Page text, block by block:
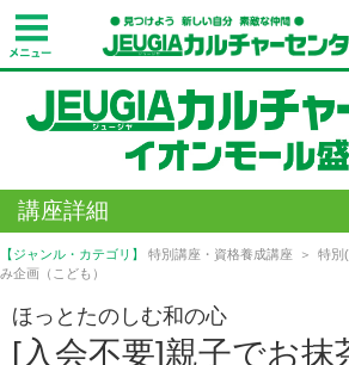
講座詳細
【ジャンル・カテゴリ】 特別講座・資格養成講座 特別
み企画（こども）
ほっとたのしむ和の心
[入会不要]親子でお抹